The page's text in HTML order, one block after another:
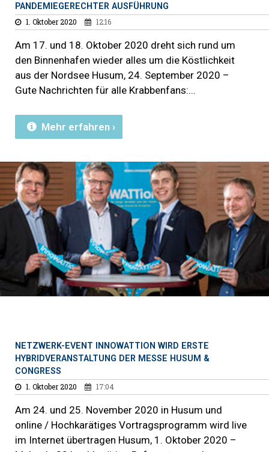
PANDEMIEGERECHTER AUSFÜHRUNG
1. Oktober 2020 12:16
Am 17. und 18. Oktober 2020 dreht sich rund um
den Binnenhafen wieder alles um die Köstlichkeit
aus der Nordsee Husum, 24. September 2020 –
Gute Nachrichten für alle Krabbenfans:
Mehr erfahren ›
NETZWERK-EVENT INNOWATTION WIRD ERSTE
HYBRIDVERANSTALTUNG DER MESSE HUSUM &
CONGRESS
1. Oktober 2020 17:04
Am 24. und 25. November 2020 in Husum und
online / Hochkarätiges Vortragsprogramm wird live
im Internet übertragen Husum, 1. Oktober 2020 –